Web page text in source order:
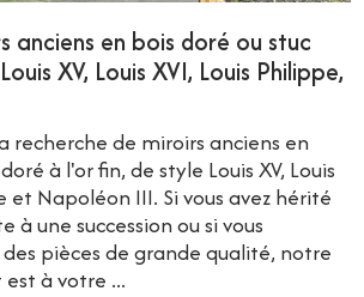
anciens en bois doré ou stuc
XV, Louis XVI, Louis Philippe,
recherche de miroirs anciens en
à l'or fin, de style Louis XV, Louis
et Napoléon III. Si vous avez hérité
à une succession ou si vous
pièces de grande qualité, notre
à votre ...